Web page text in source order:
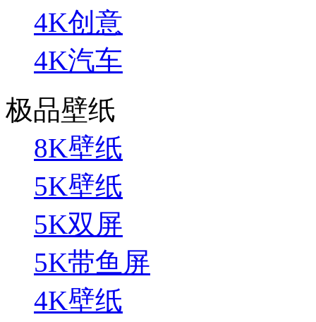
4K创意
4K汽车
极品壁纸
8K壁纸
5K壁纸
5K双屏
5K带鱼屏
4K壁纸